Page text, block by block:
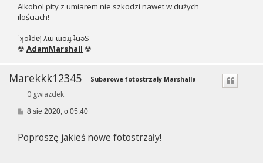
Alkohol pity z umiarem nie szkodzi nawet w dużych
ilościach!
˙ʞoʇdɐן ʎɯ ɯoɹɟ ʇuǝS
☢ AdamMarshall ☢
Marekkk12345
0 gwiazdek
Subarowe fotostrzały Marshalla
P
t
8 sie 2020, o 05:40
Poproszę jakieś nowe fotostrzały!